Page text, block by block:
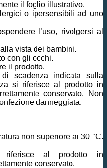
il foglio illustrativo.
o ipersensibili ad uno
l’uso, rivolgersi al
vista dei bambini.
con gli occhi.
il prodotto.
scadenza indicata sulla
si riferisce al prodotto in
conservato. Non
danneggiata.
non superiore ai 30 °C.
al prodotto in
conservato.